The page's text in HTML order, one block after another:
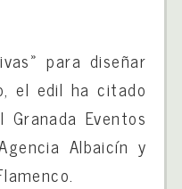
para diseñar
el edil ha citado
Eventos
Albaicín y